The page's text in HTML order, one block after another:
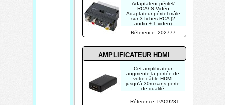
Réference: PAC923T
Cet amplificateur
augmente la portée de
votre câble HDMI
jusqu'à 30m sans perte
de qualité
AMPLIFICATEUR HDMI
Réference: 202777
Adaptateur péritel/
RCA/ S-Vidéo
Adaptateur péritel mâle
sur 3 fiches RCA (2
audio + 1 video)
femelle S-Vidéo. Entrée
/sortie commutable.